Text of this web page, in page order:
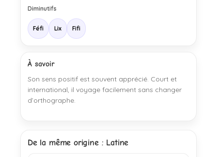
Diminutifs
Féfi Lix Fifi
À savoir
Son sens positif est souvent apprécié. Court et
international, il voyage facilement sans changer
d’orthographe.
De la même origine : Latine